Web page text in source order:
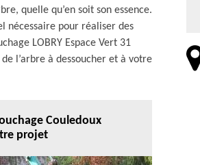
quelle qu’en soit son essence.
nécessaire pour réaliser des
LOBRY Espace Vert 31
l’arbre à dessoucher et à votre
Couledoux
projet